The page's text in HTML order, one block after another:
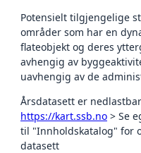
Potensielt tilgjengelige
områder som har en
flateobjekt og deres
avhengig av
uavhengig av de
Årsdatasett er
https://kart.ssb.no > Se
til "Innholdskatalog" for
datasett